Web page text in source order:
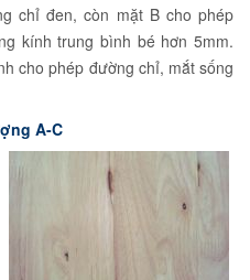
chỉ đen, còn mặt B cho phép
kính trung bình bé hơn 5mm.
cho phép đường chỉ, mắt sống
A-C